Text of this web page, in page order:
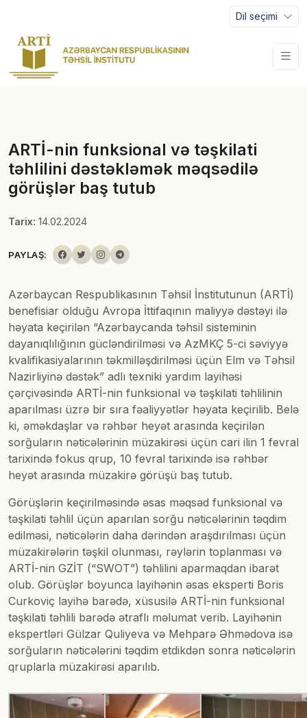
Dil seçimi
ARTİ-nin funksional və təşkilati
təhlilini dəstəkləmək məqsədilə
görüşlər baş tutub
Tarix: 14.02.2024
PAYLAŞ:
Azərbaycan Respublikasının Təhsil İnstitutunun (ARTİ)
benefisiar olduğu Avropa İttifaqının maliyyə dəstəyi ilə
həyata keçirilən “Azərbaycanda təhsil sisteminin
dayanıqlılığının gücləndirilməsi və AzMKÇ 5-ci səviyyə
kvalifikasiyalarının təkmilləşdirilməsi üçün Elm və Təhsil
Nazirliyinə dəstək” adlı texniki yardım layihəsi
çərçivəsində ARTİ-nin funksional və təşkilati təhlilinin
aparılması üzrə bir sıra fəaliyyətlər həyata keçirilib. Belə
ki, əməkdaşlar və rəhbər heyət arasında keçirilən
sorğuların nəticələrinin müzakirəsi üçün cari ilin 1 fevral
tarixində fokus qrup, 10 fevral tarixində isə rəhbər
heyət arasında müzakirə görüşü baş tutub.
Görüşlərin keçirilməsində əsas məqsəd funksional və
təşkilati təhlil üçün aparılan sorğu nəticələrinin təqdim
edilməsi, nəticələrin daha dərindən araşdırılması üçün
müzakirələrin təşkil olunması, rəylərin toplanması və
ARTİ-nin GZİT (“SWOT”) təhlilini aparmaqdan ibarət
olub. Görüşlər boyunca layihənin əsas eksperti Boris
Curkoviç layihə barədə, xüsusilə ARTİ-nin funksional
təşkilati təhlili barədə ətraflı məlumat verib. Layihənin
ekspertləri Gülzar Quliyeva və Mehparə Əhmədova isə
sorğuların nəticələrini təqdim etdikdən sonra nəticələrin
qruplarla müzakirəsi aparılıb.